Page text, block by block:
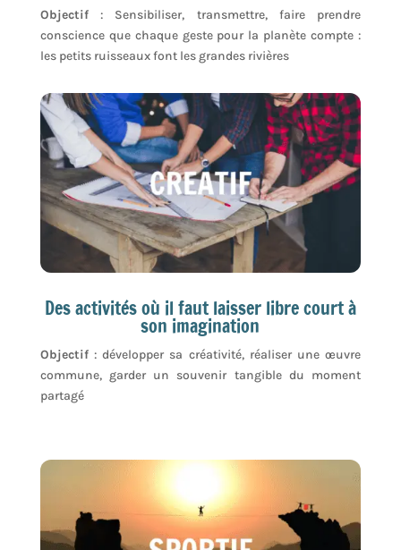
Objectif: Sensibiliser, transmettre, faire prendre
conscience que chaque geste pour la planète compte :
les petits ruisseaux font les grandes rivières
Des activités où il faut laisser libre court à
son imagination
Objectif: développer sa créativité, réaliser une œuvre
commune, garder un souvenir tangible du moment
partagé